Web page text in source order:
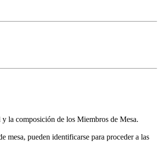
y la composición de los Miembros de Mesa.
mesa, pueden identificarse para proceder a las